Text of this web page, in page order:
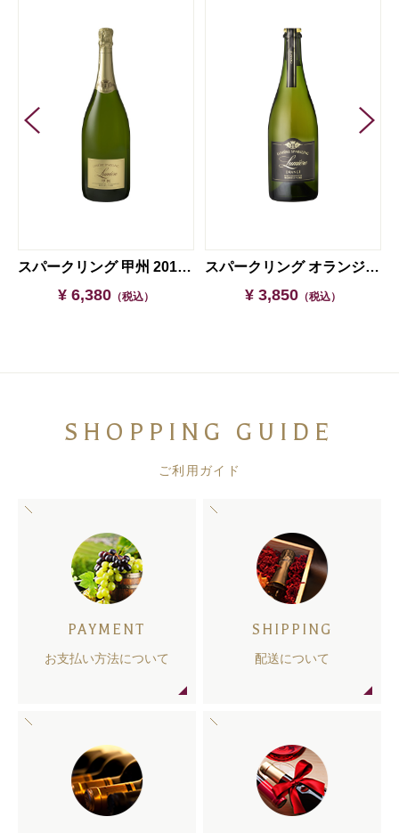
スパークリング 甲州 2018 マグナムボトル
¥ 6,380 （税込）
スパークリング オランジェ 2023
¥ 3,850 （税込）
SHOPPING GUIDE
ご利用ガイド
PAYMENT
お支払い方法について
SHIPPING
配送について